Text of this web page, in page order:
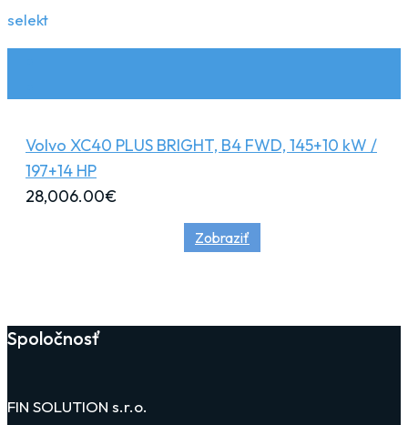
selekt
Volvo XC40 PLUS BRIGHT, B4 FWD, 145+10 kW /
197+14 HP
28,006.00€
Zobraziť
Spoločnosť
FIN SOLUTION s.r.o.